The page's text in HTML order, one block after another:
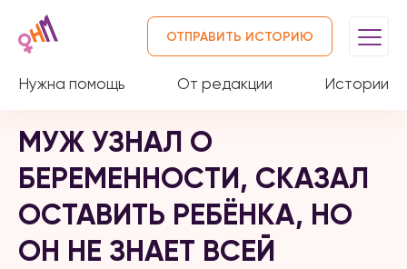
Нужна помощь От редакции Истории
ОТПРАВИТЬ ИСТОРИЮ
МУЖ УЗНАЛ О
БЕРЕМЕННОСТИ, СКАЗАЛ
ОСТАВИТЬ РЕБЁНКА, НО
ОН НЕ ЗНАЕТ ВСЕЙ